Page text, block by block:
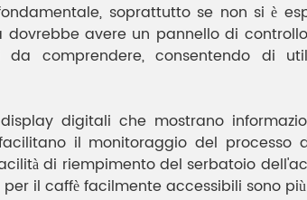
soprattutto se non si è
avere un pannello di
comprendere, consentendo di
digitali che mostrano
il monitoraggio del
di riempimento del serbatoio
il caffè facilmente accessibili sono